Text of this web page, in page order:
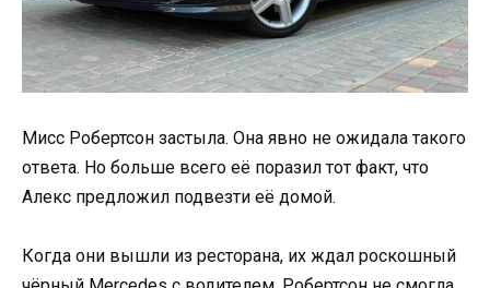
Мисс Робертсон застыла. Она явно не ожидала такого
ответа. Но больше всего её поразил тот факт, что
Алекс предложил подвезти её домой.
Когда они вышли из ресторана, их ждал роскошный